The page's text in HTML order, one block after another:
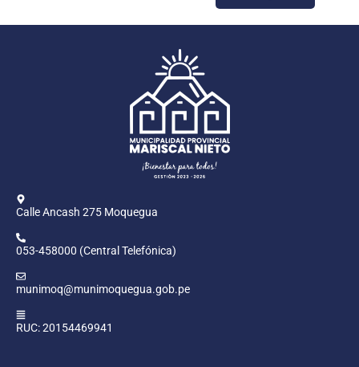
Calle Ancash 275 Moquegua
053-458000 (Central Telefónica)
munimoq@munimoquegua.gob.pe
RUC: 20154469941